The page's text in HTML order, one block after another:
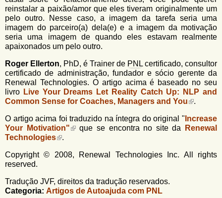
reinstalar a paixão/amor que eles tiveram originalmente um
pelo outro. Nesse caso, a imagem da tarefa seria uma
imagem do parceiro(a) dela(e) e a imagem da motivação
seria uma imagem de quando eles estavam realmente
apaixonados um pelo outro.
Roger Ellerton, PhD, é Trainer de PNL certificado, consultor
certificado de administração, fundador e sócio gerente da
Renewal Technologies. O artigo acima é baseado no seu
livro Live Your Dreams Let Reality Catch Up: NLP and
Common Sense for Coaches, Managers and You
.
O artigo acima foi traduzido na íntegra do original " Increase
Your Motivation" que se encontra no site da
Renewal
Technologies
.
Copyright © 2008, Renewal Technologies Inc. All rights
reserved.
Tradução JVF, direitos da tradução reservados.
Categoria: Artigos de Autoajuda com PNL